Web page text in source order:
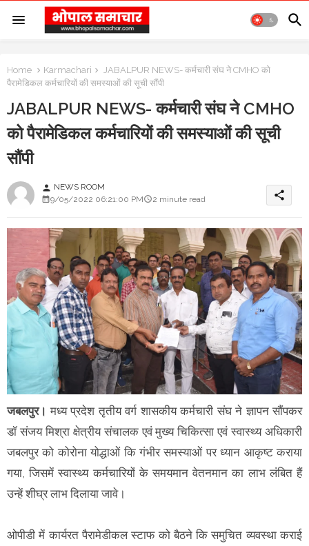
Home Karmachari
JABALPUR NEWS- कर्मचारी संघ ने CMHO को
पैरामेडिकल कर्मचारियों की समस्याओं की सूची सौंपी
JABALPUR NEWS- कर्मचारी संघ ने CMHO
को पैरामेडिकल कर्मचारियों की समस्याओं की सूची
सौंपी
person NEWS ROOM
9/05/2022 06:21:00 PM
2 minute read share
जबलपुर। मध्य प्रदेश तृतीय वर्ग शासकीय कर्मचारी संघ ने ज्ञापन सौंपकर
डॉ संजय मिश्रा क्षेत्रीय संचालक एवं मुख्य चिकित्सा एवं स्वास्थ्य अधिकारी
जबलपुर को कोरोना योद्धाओं कि गंभीर समस्याओं पर ध्यान आकृष्ट कराया
गया, जिसमें स्वास्थ्य कर्मचारियों के समयमान वेतनमान का लाभ लंबित हैं
उन्हें शीघ्र लाभ दिलाया जावे।
ओपीडी में कार्यरत पैरामेडीकल स्टाफ को बैठने कि समुचित व्यवस्था कराई